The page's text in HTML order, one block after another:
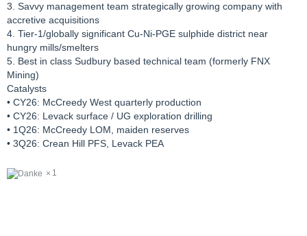
3. Savvy management team strategically growing company with
accretive acquisitions
4. Tier-1/globally significant Cu-Ni-PGE sulphide district near
hungry mills/smelters
5. Best in class Sudbury based technical team (formerly FNX
Mining)
Catalysts
• CY26: McCreedy West quarterly production
• CY26: Levack surface / UG exploration drilling
• 1Q26: McCreedy LOM, maiden reserves
• 3Q26: Crean Hill PFS, Levack PEA
1